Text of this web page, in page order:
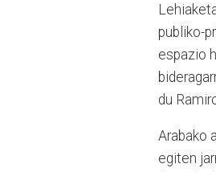
publiko-
espazio
du
Arabako
egiten